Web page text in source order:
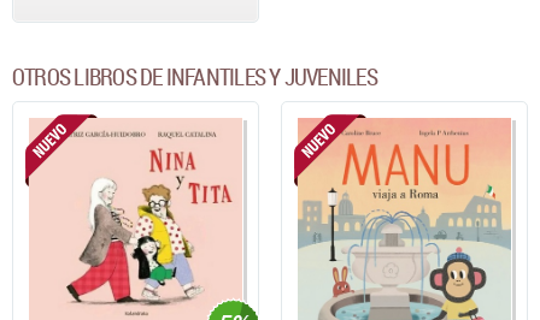
OTROS LIBROS DE INFANTILES Y JUVENILES